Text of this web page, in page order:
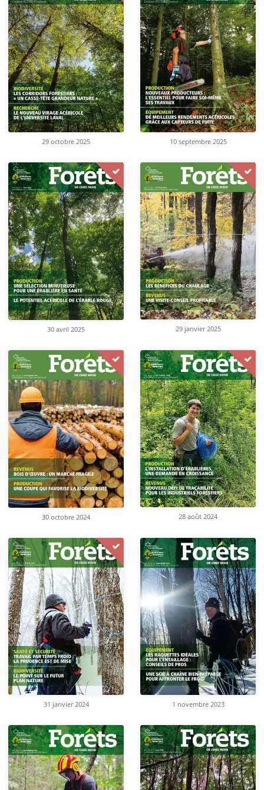
29 octobre 2025 10 septembre 2025
30 avril 2025 29 janvier 2025
30 octobre 2024 28 août 2024
31 janvier 2024 1 novembre 2023